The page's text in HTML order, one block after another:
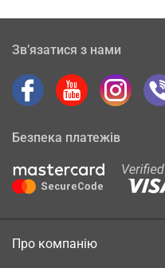
Зв’язатися з нами
Безпека платежів
Про компанію